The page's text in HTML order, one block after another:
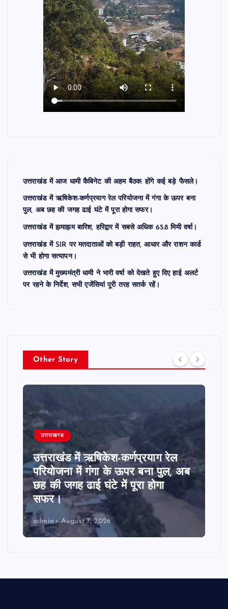
उत्तराखंड में आज धामी कैबिनेट की अहम बैठक: होंगे कई बड़े फैसले।
उत्तराखंड में ऋषिकेश-कर्णप्रयाग रेल परियोजना में गंगा के ऊपर बना
पुल, अब छह की जगह ढाई घंटे में पूरा होगा सफर।
उत्तराखंड में झमाझम बारिश, हरिद्वार में सबसे अधिक 65.8 मिमी वर्षा।
उत्तराखंड में SIR पर मतदाताओं को बड़ी राहत, आधार और राशन कार्ड
से भी होगा सत्यापन।
उत्तराखंड में मुख्यमंत्री धामी ने भारी वर्षा को देखते हुए दिए हाई अलर्ट
पर रहने के निर्देश, सभी एजेंसियां पूरी तरह सतर्क रहें।
Other Story
उत्तराखण्ड
उत्तराखंड में ऋषिकेश-कर्णप्रयाग रेल
परियोजना में गंगा के ऊपर बना पुल, अब
छह की जगह ढाई घंटे में पूरा होगा
सफर।
admin August 7, 2026